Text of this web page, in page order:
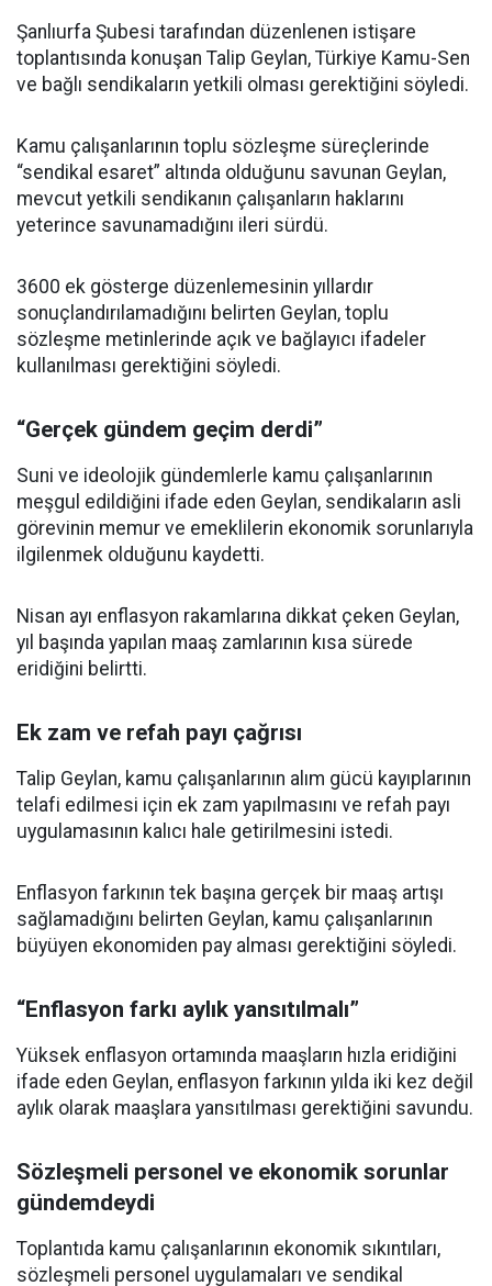
Şanlıurfa Şubesi tarafından düzenlenen istişare
toplantısında konuşan Talip Geylan, Türkiye Kamu-Sen
ve bağlı sendikaların yetkili olması gerektiğini söyledi.
Kamu çalışanlarının toplu sözleşme süreçlerinde
“sendikal esaret” altında olduğunu savunan Geylan,
mevcut yetkili sendikanın çalışanların haklarını
yeterince savunamadığını ileri sürdü.
3600 ek gösterge düzenlemesinin yıllardır
sonuçlandırılamadığını belirten Geylan, toplu
sözleşme metinlerinde açık ve bağlayıcı ifadeler
kullanılması gerektiğini söyledi.
“Gerçek gündem geçim derdi”
Suni ve ideolojik gündemlerle kamu çalışanlarının
meşgul edildiğini ifade eden Geylan, sendikaların asli
görevinin memur ve emeklilerin ekonomik sorunlarıyla
ilgilenmek olduğunu kaydetti.
Nisan ayı enflasyon rakamlarına dikkat çeken Geylan,
yıl başında yapılan maaş zamlarının kısa sürede
eridiğini belirtti.
Ek zam ve refah payı çağrısı
Talip Geylan, kamu çalışanlarının alım gücü kayıplarının
telafi edilmesi için ek zam yapılmasını ve refah payı
uygulamasının kalıcı hale getirilmesini istedi.
Enflasyon farkının tek başına gerçek bir maaş artışı
sağlamadığını belirten Geylan, kamu çalışanlarının
büyüyen ekonomiden pay alması gerektiğini söyledi.
“Enflasyon farkı aylık yansıtılmalı”
Yüksek enflasyon ortamında maaşların hızla eridiğini
ifade eden Geylan, enflasyon farkının yılda iki kez değil
aylık olarak maaşlara yansıtılması gerektiğini savundu.
Sözleşmeli personel ve ekonomik sorunlar
gündemdeydi
Toplantıda kamu çalışanlarının ekonomik sıkıntıları,
sözleşmeli personel uygulamaları ve sendikal